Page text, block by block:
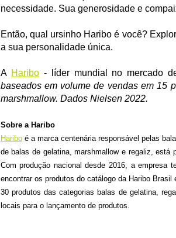
necessidade. Sua generosidade e
Então, qual ursinho Haribo é você?
a sua personalidade única.
A Haribo - líder mundial no mercado
baseados em volume de vendas em 15
marshmallow. Dados Nielsen 2022.
Sobre a Haribo
Hariboé a marca centenária responsável pelas
de balas de gelatina, marshmallow e regaliz,
Com produção nacional desde 2016, a
encontrar os produtos do catálogo da Haribo
30 produtos das categorias balas de gelatina,
locais para o lançamento de produtos.